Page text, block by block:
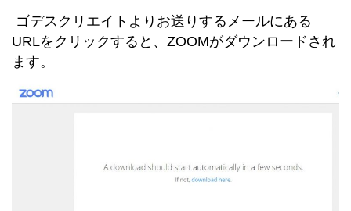
ゴデスクリエイトよりお送りするメールにある
URLをクリックすると、ZOOMがダウンロードされ
ます。